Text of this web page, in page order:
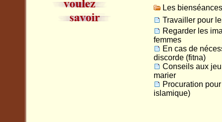
Les
Travailler pour
Regarder les
femmes
En cas de
discorde (fitna)
Conseils aux
marier
Procuration
islamique)